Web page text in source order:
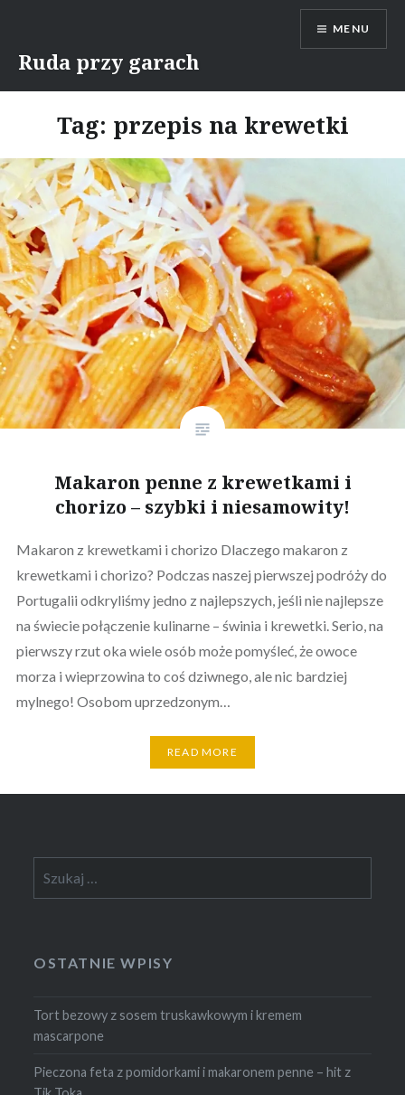
content
Ruda przy garach
MENU
Tag: przepis na krewetki
Makaron penne z krewetkami i
chorizo – szybki i niesamowity!
Makaron z krewetkami i chorizo Dlaczego makaron z
krewetkami i chorizo? Podczas naszej pierwszej podróży do
Portugalii odkryliśmy jedno z najlepszych, jeśli nie najlepsze
na świecie połączenie kulinarne – świnia i krewetki. Serio, na
pierwszy rzut oka wiele osób może pomyśleć, że owoce
morza i wieprzowina to coś dziwnego, ale nic bardziej
mylnego! Osobom uprzedzonym…
READ MORE
OSTATNIE WPISY
Tort bezowy z sosem truskawkowym i kremem
mascarpone
Pieczona feta z pomidorkami i makaronem penne – hit z